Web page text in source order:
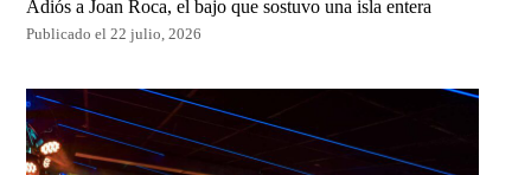
Adiós a Joan Roca, el bajo que sostuvo una isla entera
Publicado el 22 julio, 2026